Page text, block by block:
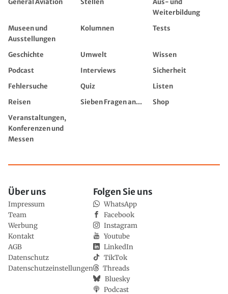
General Aviation
Stellen
Aus- und
Weiterbildung
Museen und
Ausstellungen
Kolumnen Tests
Geschichte Umwelt
Wissen
Podcast
Interviews
Sicherheit
Fehlersuche
Quiz
Listen
Reisen
Sieben Fragen an...
Shop
Veranstaltungen,
Konferenzen und
Messen
Über uns
Impressum
Team
Werbung
Kontakt
AGB
Datenschutz
Datenschutzeinstellungen
Folgen Sie uns
WhatsApp
Facebook
Instagram
Youtube
LinkedIn
TikTok
Threads
Bluesky
Podcast